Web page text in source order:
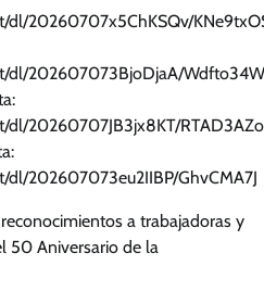
dl/20260707x5ChKSQv/
dl/202607073BjoDjaA/Wdfto34W
20260707JB3jx8KT/RTAD3AZo
202607073eu2IIBP/GhvCMA7J
a trabajadoras y
50 Aniversario de la